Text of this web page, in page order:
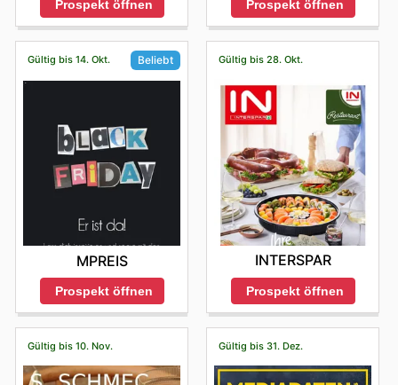
Prospekt öffnen Prospekt öffnen
Gültig bis 14. Okt. Beliebt
MPREIS
Prospekt öffnen
Gültig bis 28. Okt.
INTERSPAR
Prospekt öffnen
Gültig bis 10. Nov. Gültig bis 31. Dez.